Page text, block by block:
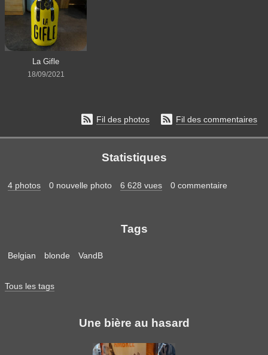
La Gifle
18/09/2021
 Fil des photos  Fil des commentaires
Statistiques
4 photos 0 nouvelle photo 6 628 vues 0 commentaire
Tags
Belgian blonde VandB
Tous les tags
Une bière au hasard